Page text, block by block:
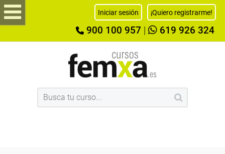
Iniciar sesión ¡Quiero registrarme!
900 100 957 619 926 324